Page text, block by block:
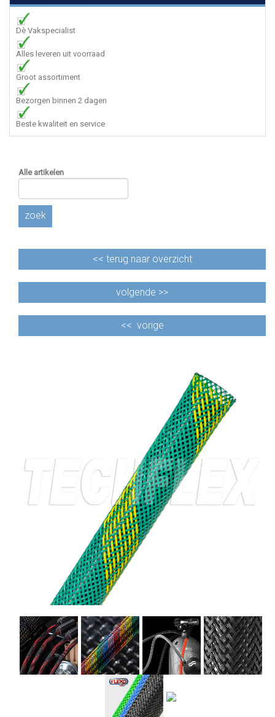
Dè Vakspecialist
Alles leveren uit voorraad
Groot assortiment
Bezorgen binnen 2 dagen
Beste kwaliteit en service
Alle artikelen
zoek
<< terug naar overzicht
volgende >>
<< vorige